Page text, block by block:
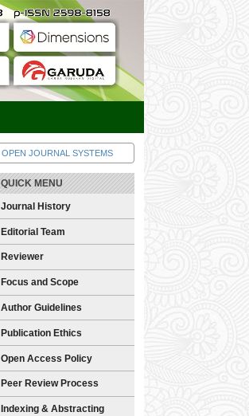
OPEN JOURNAL SYSTEMS
QUICK MENU
Journal History
Editorial Team
Reviewer
Focus and Scope
Author Guidelines
Publication Ethics
Open Access Policy
Peer Review Process
Indexing & Abstracting